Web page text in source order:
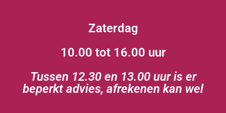
Zaterdag
10.00 tot 16.00 uur
Tussen 12.30 en 13.00 uur is er
beperkt advies, afrekenen kan wel